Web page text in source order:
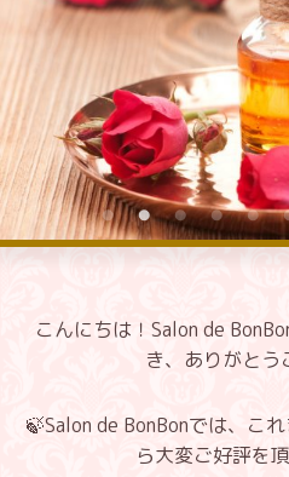
こんにちは！Salon de
き、ありがと
🍃Salon de BonBonでは、こ
ら大変ご好評を